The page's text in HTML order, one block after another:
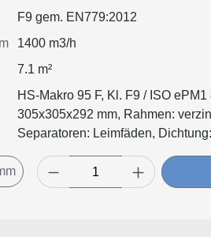
F9 gem. EN779:2012
1400 m3/h
7.1 m²
HS-Makro 95 F, Kl. F9 / ISO ePM1
305x305x292 mm, Rahmen:
Separatoren: Leimfäden, Dichtung:
Luftmenge, geringeren
Standzeitvorteil